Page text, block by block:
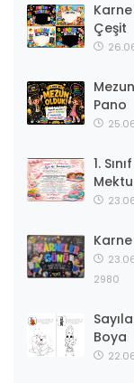
Çeşit
Pano
1.
2980
Boya